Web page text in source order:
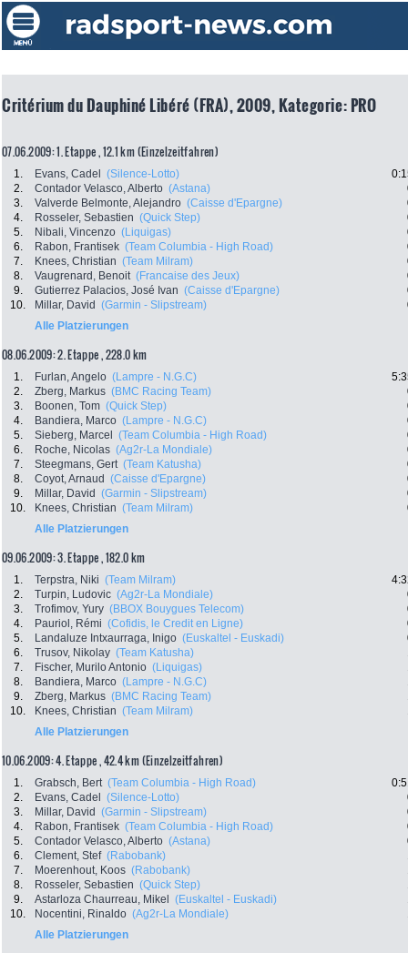
Critérium du Dauphiné Libéré (FRA), 2009, Kategorie: PRO
07.06.2009: 1. Etappe , 12.1 km (Einzelzeitfahren)
1. Evans, Cadel (Silence-Lotto)
2.
Contador Velasco, Alberto (Astana)
3.
Valverde Belmonte, Alejandro (Caisse d'Epargne)
4.
Rosseler, Sebastien (Quick Step)
5.
Nibali, Vincenzo (Liquigas)
6.
Rabon, Frantisek (Team Columbia - High Road)
7.
Knees, Christian (Team Milram)
8.
Vaugrenard, Benoit (Francaise des Jeux)
9.
Gutierrez Palacios, José Ivan (Caisse d'Epargne)
10.
Millar, David (Garmin - Slipstream)
Alle Platzierungen
08.06.2009: 2. Etappe , 228.0 km
1. Furlan, Angelo (Lampre - N.G.C)
2.
Zberg, Markus (BMC Racing Team)
3.
Boonen, Tom (Quick Step)
4.
Bandiera, Marco (Lampre - N.G.C)
5.
Sieberg, Marcel (Team Columbia - High Road)
6.
Roche, Nicolas (Ag2r-La Mondiale)
7.
Steegmans, Gert (Team Katusha)
8.
Coyot, Arnaud (Caisse d'Epargne)
9.
Millar, David (Garmin - Slipstream)
10.
Knees, Christian (Team Milram)
Alle Platzierungen
09.06.2009: 3. Etappe , 182.0 km
1. Terpstra, Niki (Team Milram)
2.
Turpin, Ludovic (Ag2r-La Mondiale)
3.
Trofimov, Yury (BBOX Bouygues Telecom)
4.
Pauriol, Rémi (Cofidis, le Credit en Ligne)
5.
Landaluze Intxaurraga, Inigo (Euskaltel - Euskadi)
6.
Trusov, Nikolay (Team Katusha)
7.
Fischer, Murilo Antonio (Liquigas)
8.
Bandiera, Marco (Lampre - N.G.C)
9.
Zberg, Markus (BMC Racing Team)
10.
Knees, Christian (Team Milram)
Alle Platzierungen
10.06.2009: 4. Etappe , 42.4 km (Einzelzeitfahren)
1. Grabsch, Bert (Team Columbia - High Road)
2.
Evans, Cadel (Silence-Lotto)
3.
Millar, David (Garmin - Slipstream)
4.
Rabon, Frantisek (Team Columbia - High Road)
5.
Contador Velasco, Alberto (Astana)
6.
Clement, Stef (Rabobank)
7.
Moerenhout, Koos (Rabobank)
8.
Rosseler, Sebastien (Quick Step)
9.
Astarloza Chaurreau, Mikel (Euskaltel - Euskadi)
10.
Nocentini, Rinaldo (Ag2r-La Mondiale)
Alle Platzierungen